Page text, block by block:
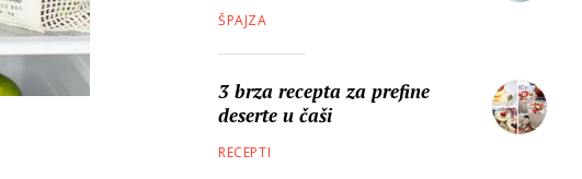
ŠPAJZA
3 brza recepta za prefine
deserte u čaši
RECEPTI